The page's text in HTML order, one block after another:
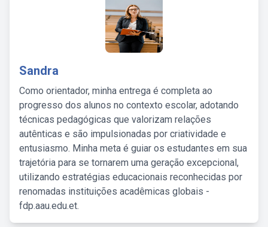
Sandra
Como orientador, minha entrega é completa ao
progresso dos alunos no contexto escolar, adotando
técnicas pedagógicas que valorizam relações
autênticas e são impulsionadas por criatividade e
entusiasmo. Minha meta é guiar os estudantes em sua
trajetória para se tornarem uma geração excepcional,
utilizando estratégias educacionais reconhecidas por
renomadas instituições acadêmicas globais -
fdp.aau.edu.et.